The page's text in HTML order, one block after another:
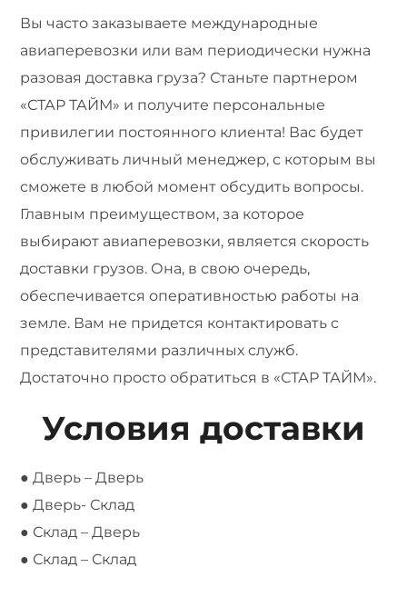
Вы часто заказываете международные
авиаперевозки или вам периодически нужна
разовая доставка груза? Станьте партнером
«СТАР ТАЙМ» и получите персональные
привилегии постоянного клиента! Вас будет
обслуживать личный менеджер, с которым вы
сможете в любой момент обсудить вопросы.
Главным преимуществом, за которое
выбирают авиаперевозки, является скорость
доставки грузов. Она, в свою очередь,
обеспечивается оперативностью работы на
земле. Вам не придется контактировать с
представителями различных служб.
Достаточно просто обратиться в «СТАР ТАЙМ».
Условия доставки
● Дверь – Дверь
● Дверь- Склад
● Склад – Дверь
● Склад – Склад